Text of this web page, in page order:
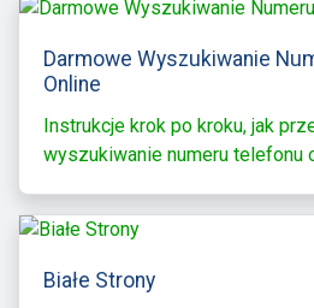
Darmowe Wyszukiwanie
Online
Instrukcje krok po kroku, jak
wyszukiwanie numeru telefonu
Białe Strony